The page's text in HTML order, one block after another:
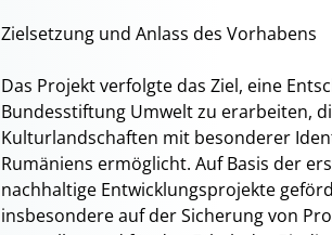
Zielsetzung und Anlass des Vorhabens
Das Projekt verfolgte das Ziel, eine
Bundesstiftung Umwelt zu erarbeiten,
Kulturlandschaften mit besonderer
Rumäniens ermöglicht. Auf Basis der
nachhaltige Entwicklungsprojekte
insbesondere auf der Sicherung von